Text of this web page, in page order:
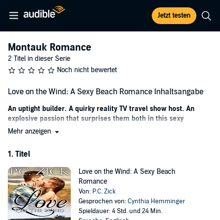
Jetzt testen
Montauk Romance
2 Titel in dieser Serie
Noch nicht bewertet
Love on the Wind: A Sexy Beach Romance Inhaltsangabe
An uptight builder. A quirky reality TV travel show host. An
explosive passion that surprises them both in this sexy
Hamptons romance.
dedicated career woman, longing for a place to call her own.
reprieve, especially when she purchases property to finally settle
down. But her peaceful escape is shaken when she smashes into a
car containing the sinfully sexy and infuriated passenger Jeff
Hammond, who immediately melts her heart.
Mehr anzeigen
1. Titel
Love on the Wind: A Sexy Beach
Romance
Von: P.C. Zick
Gesprochen von:Cynthia Hemminger
Spieldauer: 4 Std. und 24 Min.